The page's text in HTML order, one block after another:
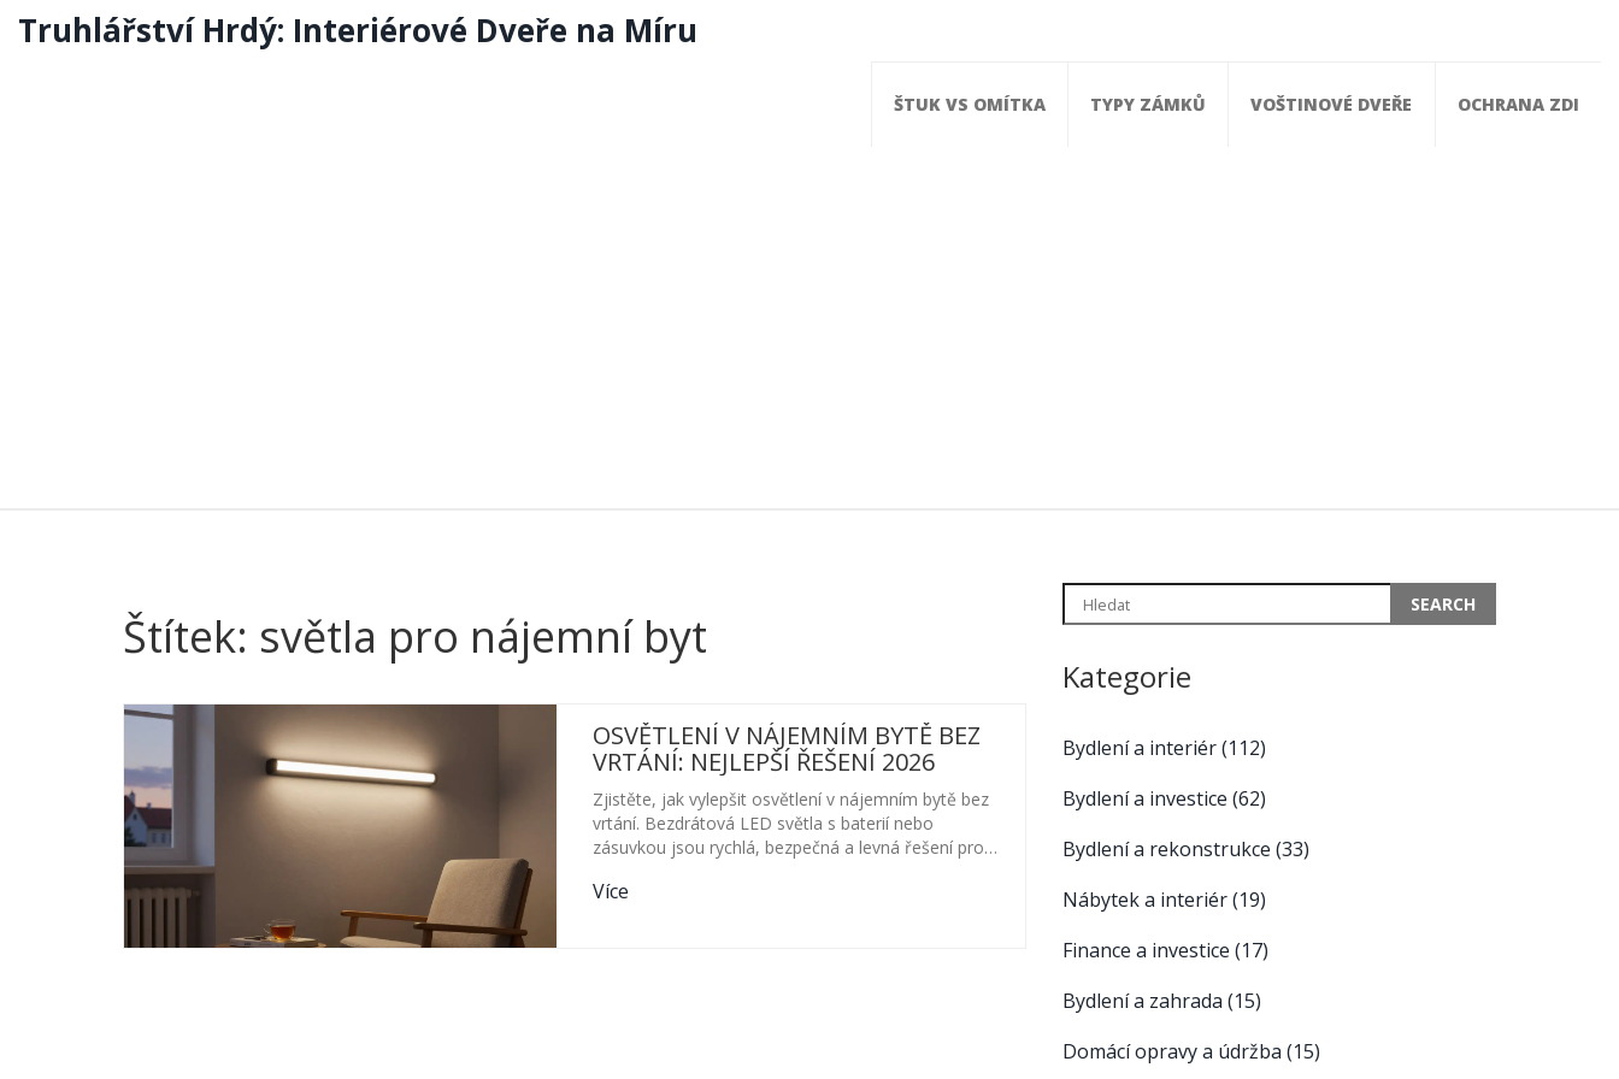
Truhlářství Hrdý: Interiérové Dveře na Míru
ŠTUK VS OMÍTKA TYPY ZÁMKŮ VOŠTINOVÉ DVEŘE OCHRANA ZDI
Štítek: světla pro nájemní byt
OSVĚTLENÍ V NÁJEMNÍM BYTĚ BEZ
VRTÁNÍ: NEJLEPŠÍ ŘEŠENÍ 2026
Zjistěte, jak vylepšit osvětlení v nájemním bytě bez
vrtání. Bezdrátová LED světla s baterií nebo
zásuvkou jsou rychlá, bezpečná a levná řešení pro
Více
Kategorie
Bydlení a interiér(112)
Bydlení a investice (62)
Bydlení a rekonstrukce (33)
Nábytek a interiér(19)
Finance a investice (17)
Bydlení a zahrada (15)
Domácí opravy a údržba (15)